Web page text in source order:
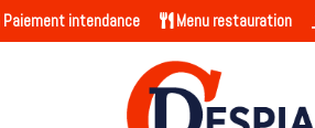
Paiement intendance Menu restauration